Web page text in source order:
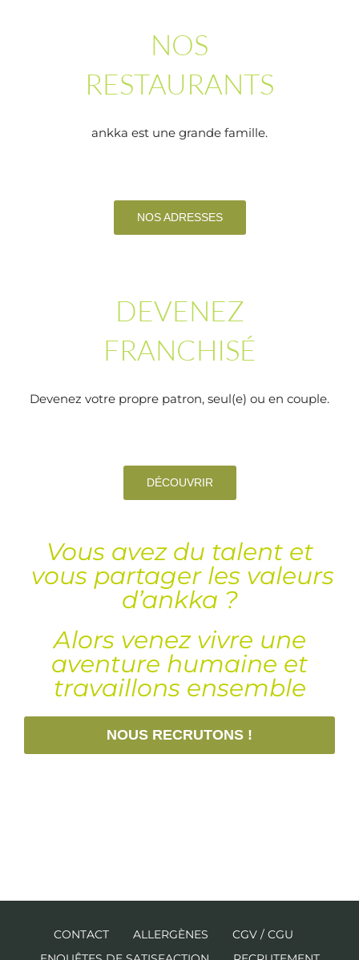
NOS
RESTAURANTS
ankka est une grande famille.
NOS ADRESSES
DEVENEZ
FRANCHISÉ
Devenez votre propre patron, seul(e) ou en couple.
DÉCOUVRIR
Vous avez du talent et
vous partager les valeurs
d’ankka ?
Alors venez vivre une
aventure humaine et
travaillons ensemble
NOUS RECRUTONS !
CONTACT ALLERGÈNES
CGV / CGU